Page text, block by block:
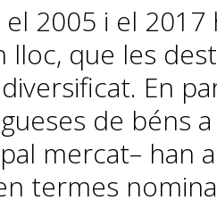
2005 i el 2017
lloc, que les
diversificat. En
de béns
mercat– han
termes